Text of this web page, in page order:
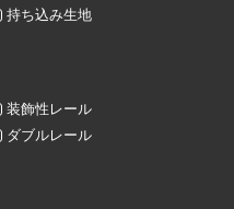
持ち込み生地
装飾性レール
ダブルレール